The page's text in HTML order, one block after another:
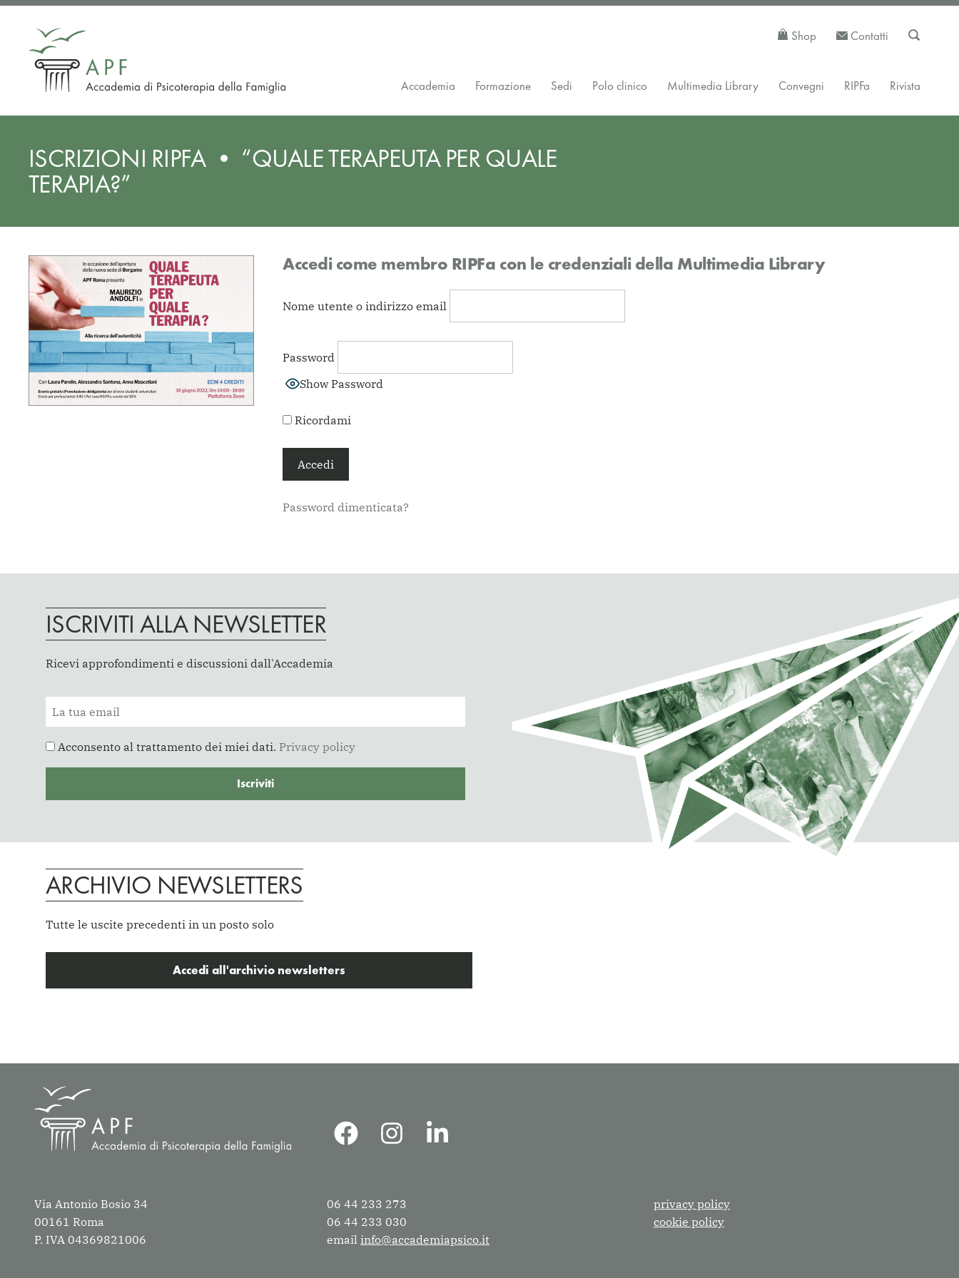
Vai
contenuto
Accademia Formazione Sedi Polo clinico Multimedia Library Convegni RIPFa Rivista
Shop Contatti
ISCRIZIONI RIPFA • “QUALE TERAPEUTA PER QUALE
TERAPIA?”
Accedi come membro RIPFa con le credenziali della Multimedia Library
Nome utente o indirizzo email
Password
Show Password
Ricordami
Password dimenticata?
ISCRIVITI ALLA NEWSLETTER
Ricevi approfondimenti e discussioni dall'Accademia
Acconsento al trattamento dei miei dati. Privacy policy
ARCHIVIO NEWSLETTERS
Tutte le uscite precedenti in un posto solo
Accedi all'archivio newsletters
Via Antonio Bosio 34
00161 Roma
P. IVA 04369821006
06 44 233 273
06 44 233 030
email info@accademiapsico.it
privacy policy
cookie policy